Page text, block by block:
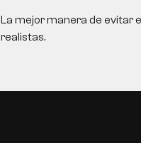
La mejor manera de evitar
realistas.